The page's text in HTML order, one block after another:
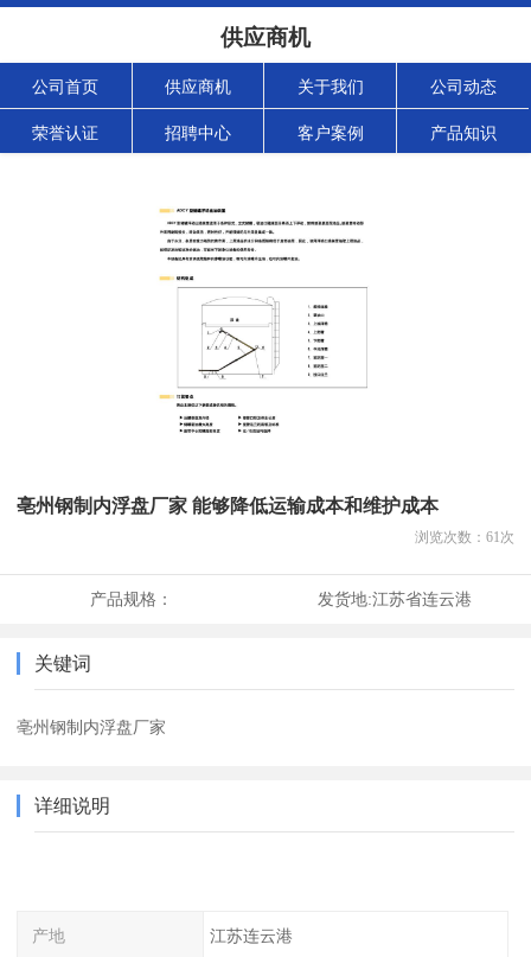
供应商机
公司首页 供应商机 关于我们 公司动态
荣誉认证 招聘中心 客户案例 产品知识
亳州钢制内浮盘厂家 能够降低运输成本和维护成本
浏览次数： 61次
产品规格： 发货地:江苏省连云港
关键词
亳州钢制内浮盘厂家
详细说明
产地 江苏连云港